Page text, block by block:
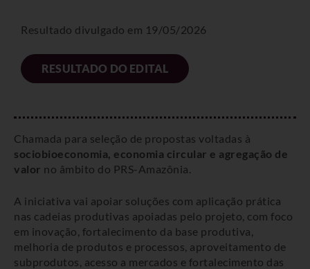
Resultado divulgado em 19/05/2026
RESULTADO DO EDITAL
Chamada para seleção de propostas voltadas à
sociobioeconomia, economia circular e agregação de
valor no âmbito do PRS-Amazônia.
A iniciativa vai apoiar soluções com aplicação prática
nas cadeias produtivas apoiadas pelo projeto, com foco
em inovação, fortalecimento da base produtiva,
melhoria de produtos e processos, aproveitamento de
subprodutos, acesso a mercados e fortalecimento das